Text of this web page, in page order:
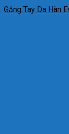
Găng Tay Da Hàn